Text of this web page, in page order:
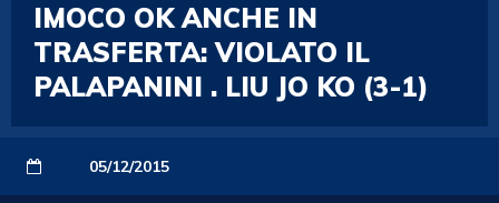
IMOCO OK ANCHE IN
TRASFERTA: VIOLATO IL
PALAPANINI . LIU JO KO (3-1)
05/12/2015